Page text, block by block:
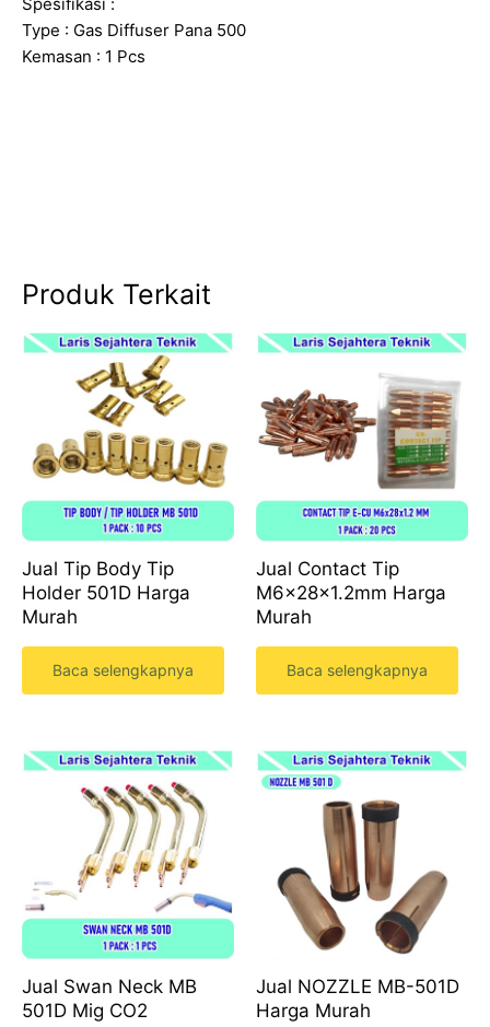
Type : Gas Diffuser Pana 500
Kemasan : 1 Pcs
Produk Terkait
Jual Tip Body Tip
Holder 501D Harga
Murah
Baca selengkapnya
Jual Contact Tip
M6x28x1.2mm Harga
Murah
Baca selengkapnya
Jual Swan Neck MB
501D Mig CO2
Jual NOZZLE MB-501D
Harga Murah